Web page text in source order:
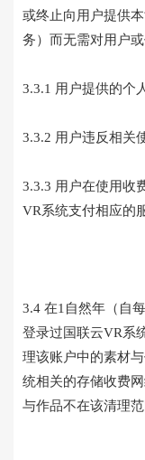
或终止向用户提供
务）而无需对用户
3.3.1 用户提供的个
3.3.2 用户违反相关
3.3.3 用户在使用收
VR系统支付相应的
3.4 在1自然年（自
登录过国联云VR系
理该账户中的素材
统相关的存储收费
与作品不在该清理范